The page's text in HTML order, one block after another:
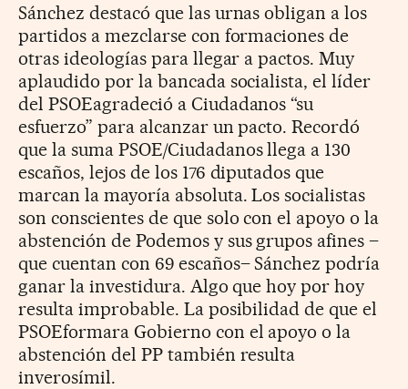
Sánchez destacó que las urnas obligan a los
partidos a mezclarse con formaciones de
otras ideologías para llegar a pactos. Muy
aplaudido por la bancada socialista, el líder
del PSOEagradeció a Ciudadanos “su
esfuerzo” para alcanzar un pacto. Recordó
que la suma PSOE/Ciudadanos llega a 130
escaños, lejos de los 176 diputados que
marcan la mayoría absoluta. Los socialistas
son conscientes de que solo con el apoyo o la
abstención de Podemos y sus grupos afines –
que cuentan con 69 escaños– Sánchez podría
ganar la investidura. Algo que hoy por hoy
resulta improbable. La posibilidad de que el
PSOEformara Gobierno con el apoyo o la
abstención del PP también resulta
inverosímil.